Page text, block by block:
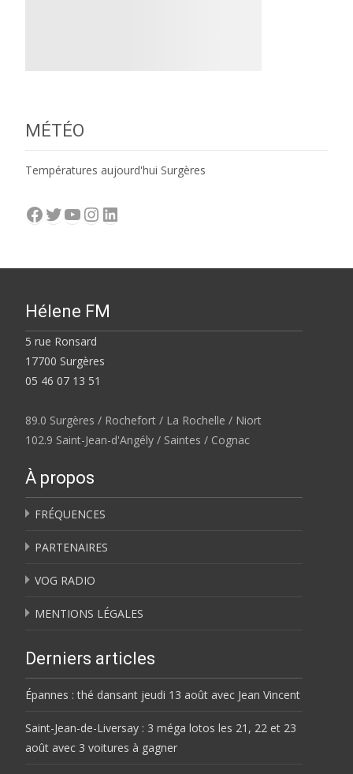
MÉTÉO
Températures aujourd'hui Surgères
Facebook
Twitter
YouTube
Instagram
LinkedIn
Hélene FM
5 rue Ronsard
17700 Surgères
05 46 07 13 51
89.0 Surgères / Rochefort / La Rochelle / Niort
102.9 Saint-Jean-d'Angély / Saintes / Cognac
À propos
FRÉQUENCES
PARTENAIRES
VOG RADIO
MENTIONS LÉGALES
Derniers articles
Épannes : thé dansant jeudi 13 août avec Jean Vincent
Saint-Jean-de-Liversay : 3 méga lotos les 21, 22 et 23
août avec 3 voitures à gagner